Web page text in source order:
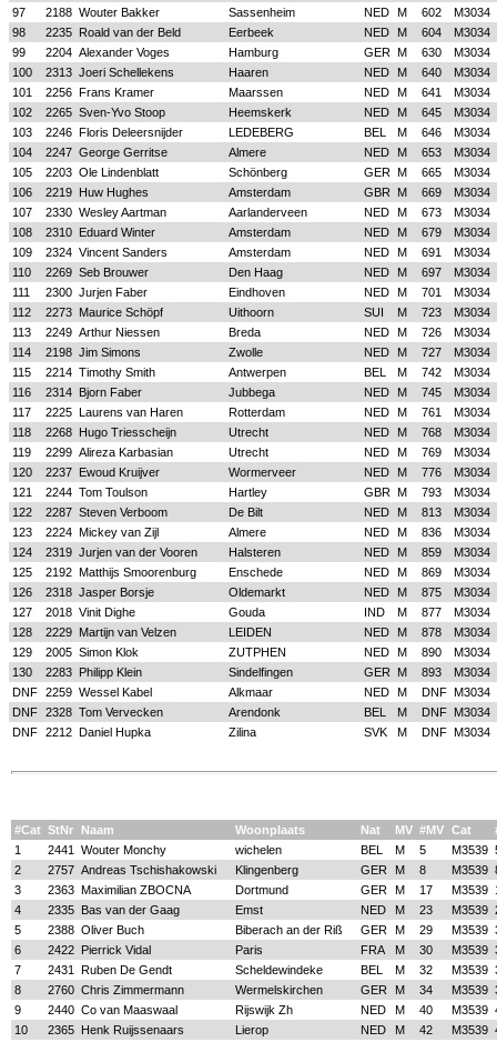
97
2188 Wouter Bakker Sassenheim NED M 602
M3034
98
2235 Roald van der Beld Eerbeek NED M 604
M3034
99
2204 Alexander Voges Hamburg GER M 630
M3034
100
2313 Joeri Schellekens Haaren NED M 640
M3034
101
2256 Frans Kramer Maarssen NED M 641
M3034
102
2265 Sven-Yvo Stoop Heemskerk NED M 645
M3034
103
2246 Floris Deleersnijder LEDEBERG BEL M 646
M3034
104
2247 George Gerritse Almere NED M 653
M3034
105
2203 Ole Lindenblatt Schönberg GER M 665
M3034
106
2219 Huw Hughes Amsterdam GBR M 669
M3034
107
2330 Wesley Aartman Aarlanderveen NED M 673
M3034
108
2310 Eduard Winter Amsterdam NED M 679
M3034
109
2324 Vincent Sanders Amsterdam NED M 691
M3034
110
2269 Seb Brouwer Den Haag NED M 697
M3034
111
2300 Jurjen Faber Eindhoven NED M 701
M3034
112
2273 Maurice Schöpf Uithoorn SUI M 723
M3034
113
2249 Arthur Niessen Breda NED M 726
M3034
114
2198 Jim Simons Zwolle NED M 727
M3034
115
2214 Timothy Smith Antwerpen BEL M 742
M3034
116
2314 Bjorn Faber Jubbega NED M 745
M3034
117
2225 Laurens van Haren Rotterdam NED M 761
M3034
118
2268 Hugo Triesscheijn Utrecht NED M 768
M3034
119
2299 Alireza Karbasian Utrecht NED M 769
M3034
120
2237 Ewoud Kruijver Wormerveer NED M 776
M3034
121
2244 Tom Toulson Hartley GBR M 793
M3034
122
2287 Steven Verboom De Bilt NED M 813
M3034
123
2224 Mickey van Zijl Almere NED M 836
M3034
124
2319 Jurjen van der Vooren Halsteren NED M 859
M3034
125
2192 Matthijs Smoorenburg Enschede NED M 869
M3034
126
2318 Jasper Borsje Oldemarkt NED M 875
M3034
127
2018 Vinit Dighe Gouda IND M 877
M3034
128
2229 Martijn van Velzen LEIDEN NED M 878
M3034
129
2005 Simon Klok ZUTPHEN NED M 890
M3034
130
2283 Philipp Klein Sindelfingen GER M 893
M3034
DNF 2259 Wessel Kabel Alkmaar NED M DNF M3034
DNF 2328 Tom Vervecken Arendonk BEL M DNF M3034
DNF 2212 Daniel Hupka Zilina SVK M DNF M3034
#Cat StNr Naam Woonplaats Nat MV #MV Cat
1
2441 Wouter Monchy wichelen BEL M 5 M3539
2
2757 Andreas Tschishakowski Klingenberg GER M 8 M3539
3
2363 Maximilian ZBOCNA Dortmund GER M 17 M3539
4
2335 Bas van der Gaag Emst NED M 23 M3539
5
2388 Oliver Buch Biberach an der Riß GER M 29 M3539
6
2422 Pierrick Vidal Paris FRA M 30 M3539
7
2431 Ruben De Gendt Scheldewindeke BEL M 32 M3539
8
2760 Chris Zimmermann Wermelskirchen GER M 34 M3539
9
2440 Co van Maaswaal Rijswijk Zh NED M 40 M3539
10
2365 Henk Ruijssenaars Lierop NED M 42 M3539